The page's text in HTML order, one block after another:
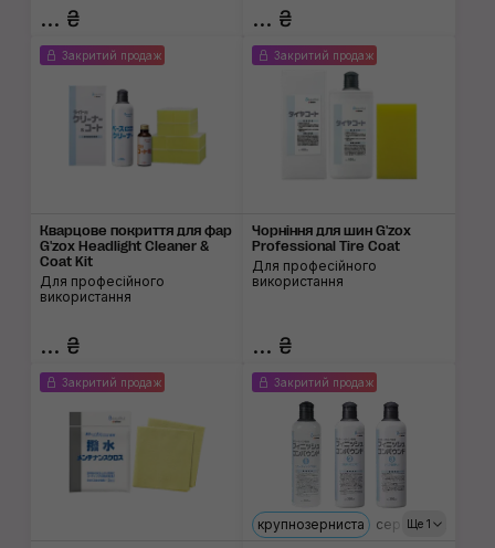
... ₴ ... ₴
Закритий продаж
Кварцове покриття для фар
G'zox Headlight Cleaner &
Coat Kit
Для професійного
використання
... ₴
Закритий продаж
Чорніння для шин G'zox
Professional Tire Coat
Для професійного
використання
... ₴
Закритий продаж Закритий продаж
Ще 1
крупнозерниста